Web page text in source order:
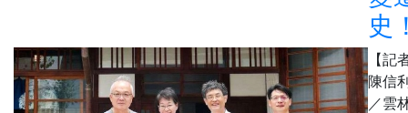
史
【記
陳信
／雲